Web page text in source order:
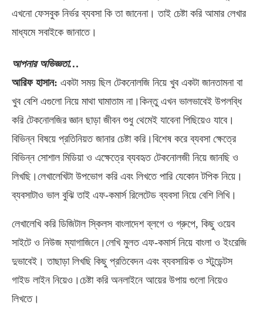
এখনো ফেসবুক নির্ভর ব্যবসা কি তা জানেনা। তাই চেষ্টা করি আমার লেখার
মাধ্যমে সবাইকে জানাতে।
আপনার অভিজ্ঞতা…
আরিফ হাসান: একটা সময় ছিল টেকনোলজি নিয়ে খুব একটা জানতামনা বা
খুব বেশি এগুলো নিয়ে মাথা ঘামাতাম না।কিন্তু এখন ভালভাবেই উপলব্ধি
করি টেকনোলজির জ্ঞান ছাড়া জীবন শুধু থেমেই যাবেনা পিছিয়েও যাবে।
বিভিন্ন বিষয়ে প্রতিনিয়ত জানার চেষ্টা করি।বিশেষ করে ব্যবসা ক্ষেত্রে
বিভিন্ন সোশাল মিডিয়া ও এক্ষেত্রে ব্যবহৃত টেকনোলজী নিয়ে জানছি ও
লিখছি।লেখালেখিটা উপভোগ করি এবং লিখতে পারি যেকোন টপিক নিয়ে।
ব্যবসাটাও ভাল বুঝি তাই এফ-কমার্স রিলেটেড ব্যবসা নিয়ে বেশি লিখি।
লেখালেখি করি ডিজিটাল স্কিলস বাংলাদেশ ব্লগে ও গ্রুপে, কিছু ওয়েব
সাইটে ও নিউজ ম্যাগাজিনে।লেখি মুলত এফ-কমার্স নিয়ে বাংলা ও ইংরেজি
দুভাবেই। তাছাড়া লিখছি কিছু প্রতিবেদন এবং ব্যবসায়িক ও স্টুডেন্টস
গাইড লাইন নিয়েও।চেষ্টা করি অনলাইনে আয়ের উপায় গুলো নিয়েও
লিখতে।